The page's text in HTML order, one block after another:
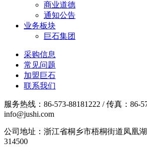
商业道德
通知公告
业务板块
巨石集团
采购信息
常见问题
加盟巨石
联系我们
服务热线：86-573-88181222 / 传真：86-
info@jushi.com
公司地址：浙江省桐乡市梧桐街道凤凰湖
314500